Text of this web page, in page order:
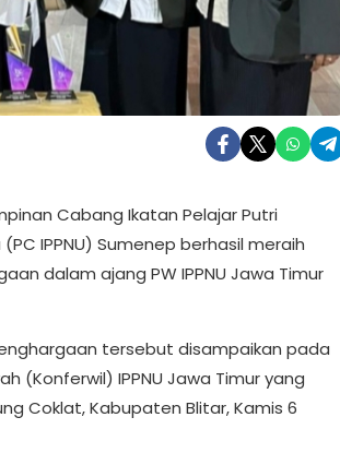
Cabang Ikatan Pelajar Putri
IPPNU) Sumenep berhasil meraih
dalam ajang PW IPPNU Jawa Timur
tersebut disampaikan pada
(Konferwil) IPPNU Jawa Timur yang
Coklat, Kabupaten Blitar, Kamis 6